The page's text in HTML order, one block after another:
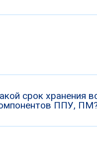
срок хранения
ППУ,